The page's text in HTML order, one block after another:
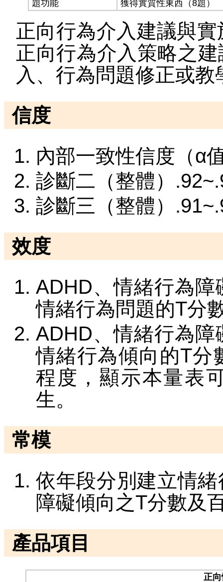
題功能
獲得實質性東西（8題）
正向行為介入建議與
正向行為介入策略之
入、行為問題修正或教
信度
內部一致性信度（α
診斷二（整體）
診斷三（整體）
效度
ADHD、情緒行為
情緒行為問題的T分
ADHD、情緒行為
情緒行為傾向的T分
程度，顯示本量表
生。
常模
依年段分別建立情
障礙傾向之T分數及
產品項目
正